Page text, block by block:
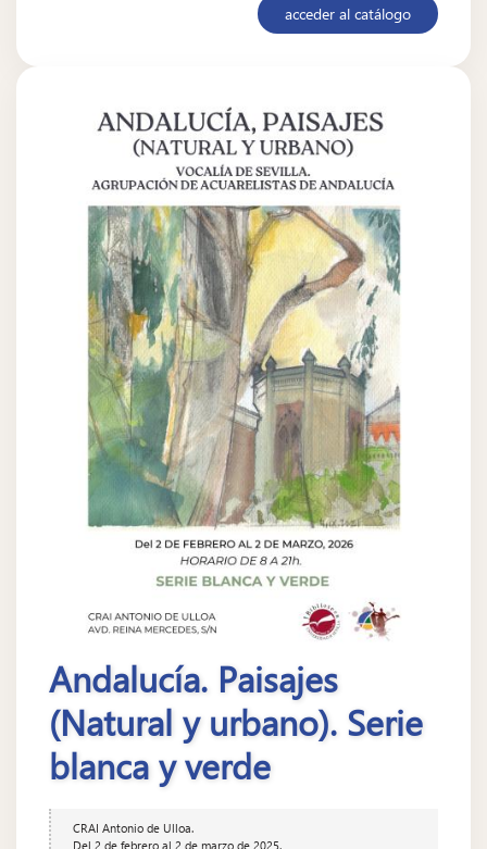
acceder al catálogo
Andalucía. Paisajes
(Natural y urbano). Serie
blanca y verde
CRAI Antonio de Ulloa.
Del 2 de febrero al 2 de marzo de 2025.